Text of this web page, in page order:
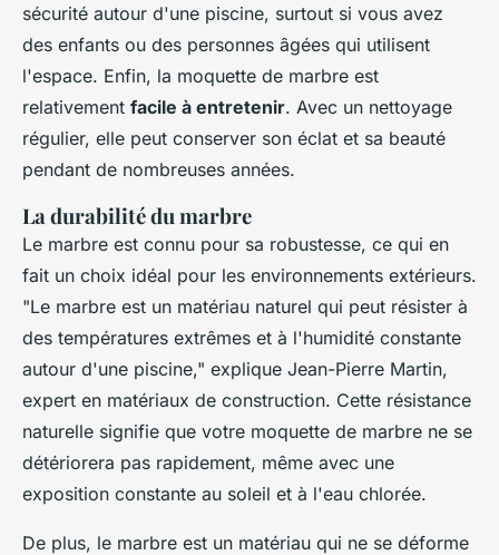
sécurité autour d'une piscine, surtout si vous avez
des enfants ou des personnes âgées qui utilisent
l'espace. Enfin, la moquette de marbre est
relativement facile à entretenir. Avec un nettoyage
régulier, elle peut conserver son éclat et sa beauté
pendant de nombreuses années.
La durabilité du marbre
Le marbre est connu pour sa robustesse, ce qui en
fait un choix idéal pour les environnements extérieurs.
"Le marbre est un matériau naturel qui peut résister à
des températures extrêmes et à l'humidité constante
autour d'une piscine," explique Jean-Pierre Martin,
expert en matériaux de construction. Cette résistance
naturelle signifie que votre moquette de marbre ne se
détériorera pas rapidement, même avec une
exposition constante au soleil et à l'eau chlorée.
De plus, le marbre est un matériau qui ne se déforme